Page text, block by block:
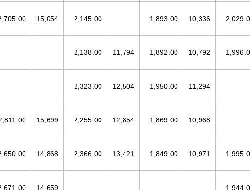
15,054 2,145.00 1,893.00 10,336
2,138.00 11,794 1,892.00 10,792
2,323.00 12,504 1,950.00 11,294
15,699 2,255.00 12,854 1,869.00 10,968
14,868 2,366.00 13,421 1,849.00 10,971
14,659